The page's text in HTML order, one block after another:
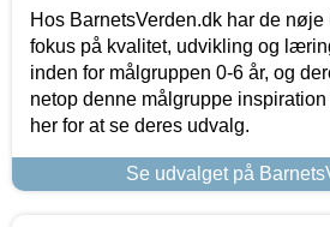
Hos BarnetsVerden.dk har de
fokus på kvalitet, udvikling og
inden for målgruppen 0-6 år, og
netop denne målgruppe
her for at se deres udvalg.
Se udvalget på